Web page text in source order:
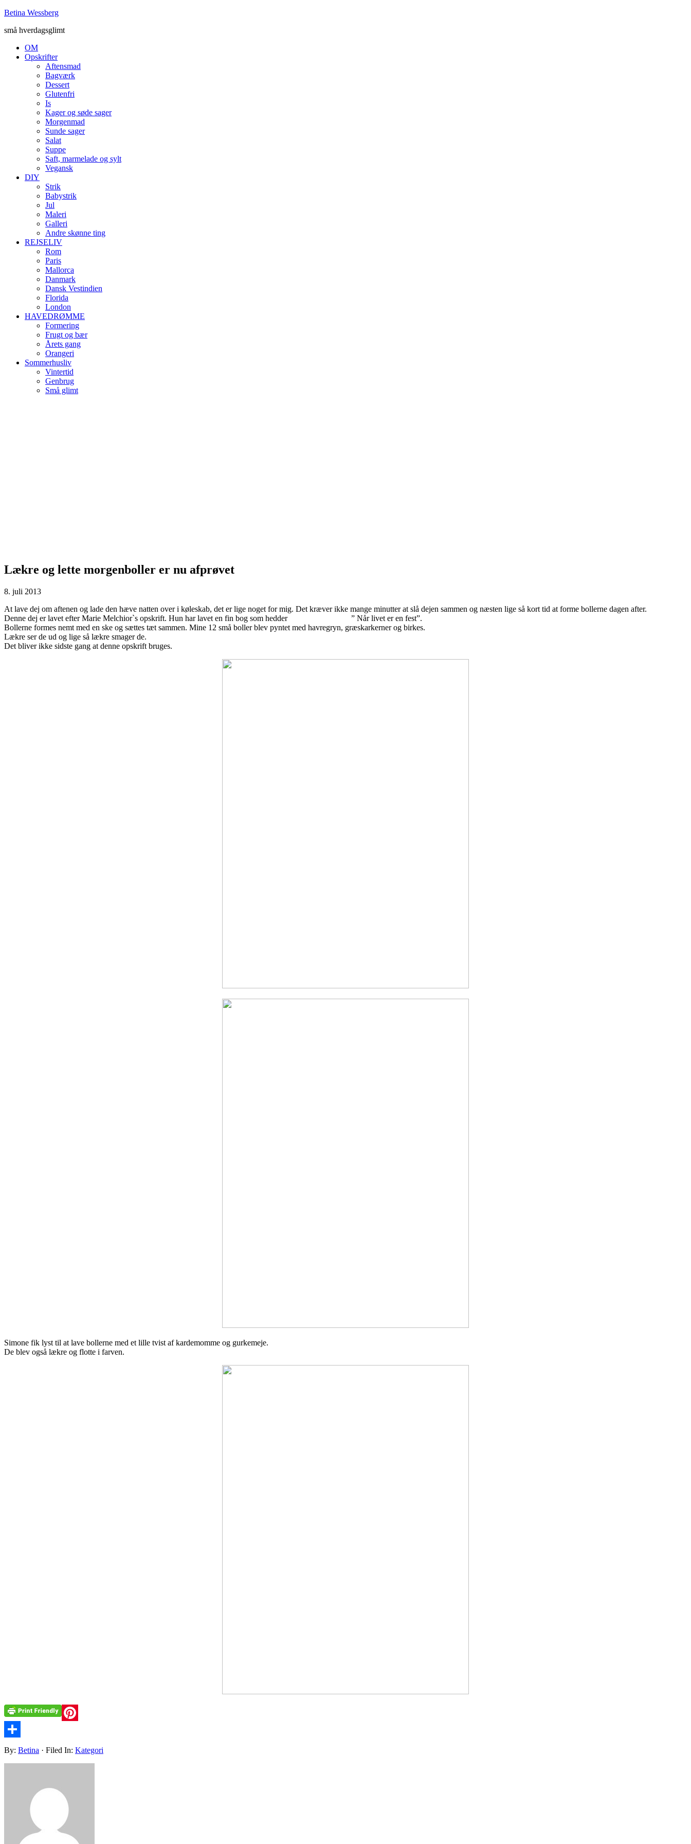
Betina Wessberg
små hverdagsglimt
OM
Opskrifter
Aftensmad
Bagværk
Dessert
Glutenfri
Is
Kager og søde sager
Morgenmad
Sunde sager
Salat
Suppe
Saft, marmelade og sylt
Vegansk
DIY
Strik
Babystrik
Jul
Maleri
Galleri
Andre skønne ting
REJSELIV
Rom
Paris
Mallorca
Danmark
Dansk Vestindien
Florida
London
HAVEDRØMME
Formering
Frugt og bær
Årets gang
Orangeri
Sommerhusliv
Vintertid
Genbrug
Små glimt
Lækre og lette morgenboller er nu afprøvet
8. juli 2013
At lave dej om aftenen og lade den hæve natten over i køleskab, det er lige noget for mig. Det kræver ikke mange minutter at slå dejen sammen og næsten lige så kort tid at forme bollerne dagen after.
Denne dej er lavet efter Marie Melchior`s opskrift. Hun har lavet en fin bog som hedder ” Når livet er en fest”.
Bollerne formes nemt med en ske og sættes tæt sammen. Mine 12 små boller blev pyntet med havregryn, græskarkerner og birkes.
Lækre ser de ud og lige så lækre smager de.
Det bliver ikke sidste gang at denne opskrift bruges.
Simone fik lyst til at lave bollerne med et lille tvist af kardemomme og gurkemeje.
De blev også lækre og flotte i farven.
Pinterest
Share
By: Betina · Filed In: Kategori